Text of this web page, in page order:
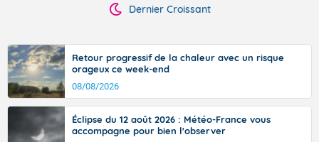
Dernier Croissant
Retour progressif de la chaleur avec un risque
orageux ce week-end
08/08/2026
Éclipse du 12 août 2026 : Météo-France vous
accompagne pour bien l'observer